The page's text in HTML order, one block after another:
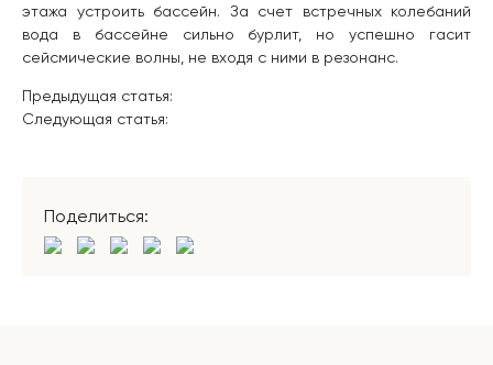
этажа устроить бассейн. За счет встречных колебаний
вода в бассейне сильно бурлит, но успешно гасит
сейсмические волны, не входя с ними в резонанс.
Предыдущая статья:
Следующая статья:
Поделиться: